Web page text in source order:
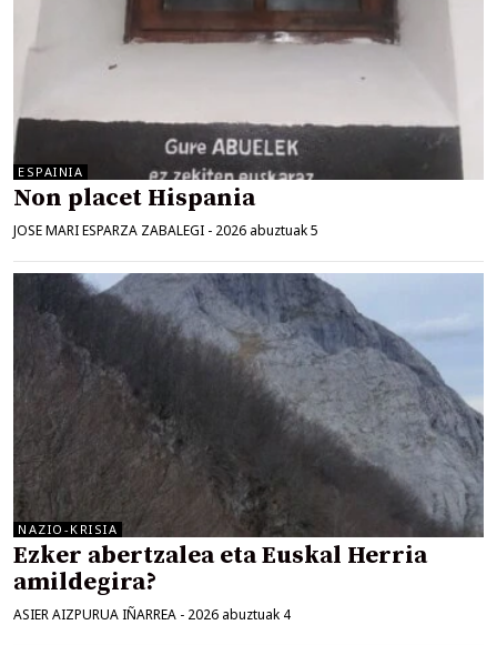
ESPAINIA
Non placet Hispania
JOSE MARI ESPARZA ZABALEGI - 2026 abuztuak 5
NAZIO-KRISIA
Ezker abertzalea eta Euskal Herria
amildegira?
ASIER AIZPURUA IÑARREA - 2026 abuztuak 4